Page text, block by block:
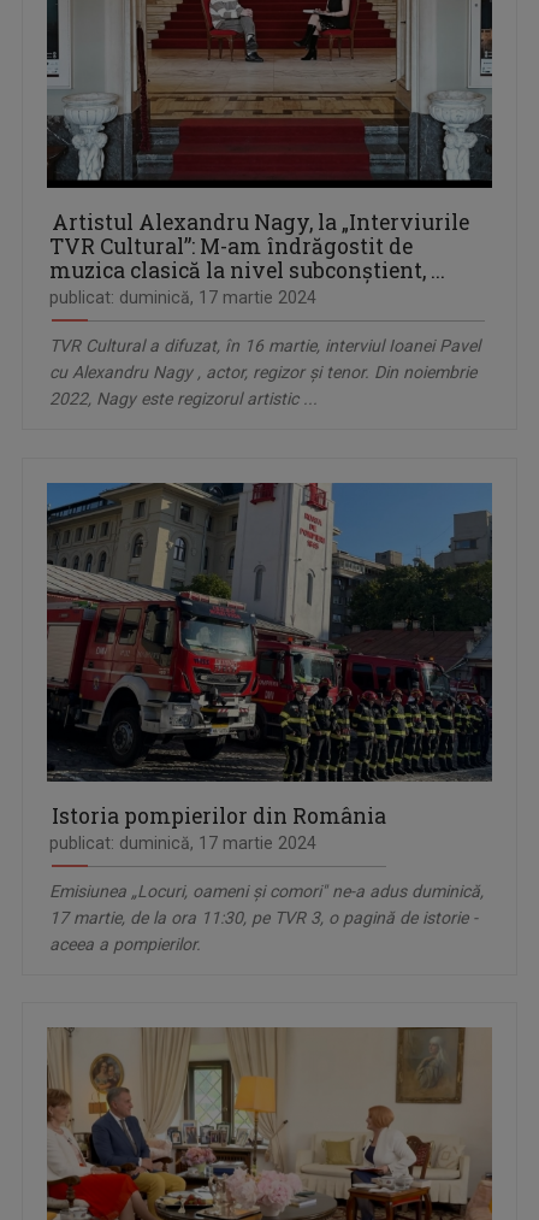
Artistul Alexandru Nagy, la „Interviurile
TVR Cultural”: M-am îndrăgostit de
muzica clasică la nivel subconștient, ...
publicat: duminică, 17 martie 2024
TVR Cultural a difuzat, în 16 martie, interviul Ioanei Pavel
cu Alexandru Nagy , actor, regizor și tenor. Din noiembrie
2022, Nagy este regizorul artistic ...
Istoria pompierilor din România
publicat: duminică, 17 martie 2024
Emisiunea „Locuri, oameni și comori" ne-a adus duminică,
17 martie, de la ora 11:30, pe TVR 3, o pagină de istorie -
aceea a pompierilor.